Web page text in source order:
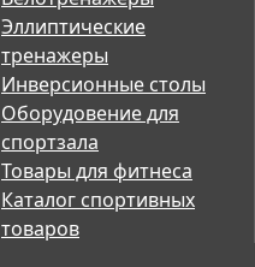
Эллиптические
тренажеры
Инверсионные столы
Оборудовение для
спортзала
Товары для фитнеса
Каталог спортивных
товаров